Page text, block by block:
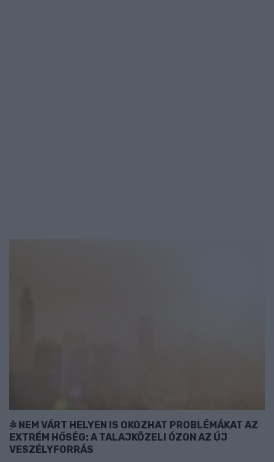
NEM VÁRT HELYEN IS OKOZHAT PROBLÉMÁKAT AZ
EXTRÉM HŐSÉG: A TALAJKÖZELI ÓZON AZ ÚJ
VESZÉLYFORRÁS